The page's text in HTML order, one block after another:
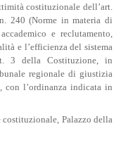
costituzionale dell’art.
240 (Norme in materia di
e reclutamento,
e l’efficienza del sistema
3 della Costituzione, in
regionale di giustizia
con l’ordinanza indicata in
Palazzo della